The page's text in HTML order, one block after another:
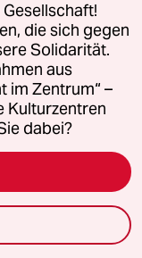
Flughafen
die sich gegen
Solidarität.
aus
im Zentrum“ –
Kulturzentren
dabei?